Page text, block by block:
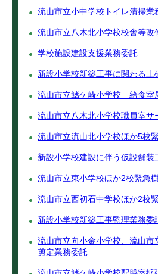
流山市立小中学校トイレ清掃業
流山市立八木北小学校校舎等改
学校施設建設支援業務委託
新設小学校新築工事に関わる土
流山市立鰭ケ崎小学校 給食室
流山市立八木北小学校職員室サ
流山市立流山北小学校ほか5校
新設小学校建設に伴う仮設舗装
流山市立東小学校ほか2校緊急
流山市立西初石中学校ほか2校
新設小学校新築工事監理業務委
流山市立向小金小学校、流山市
剪定業務委託